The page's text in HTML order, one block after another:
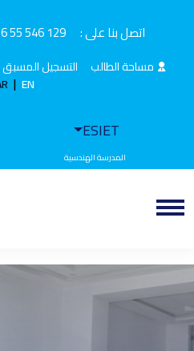
اتصل بنا على : 55 546 129
مساحة الطالب التسجيل المسبق
EN
|
ESIET